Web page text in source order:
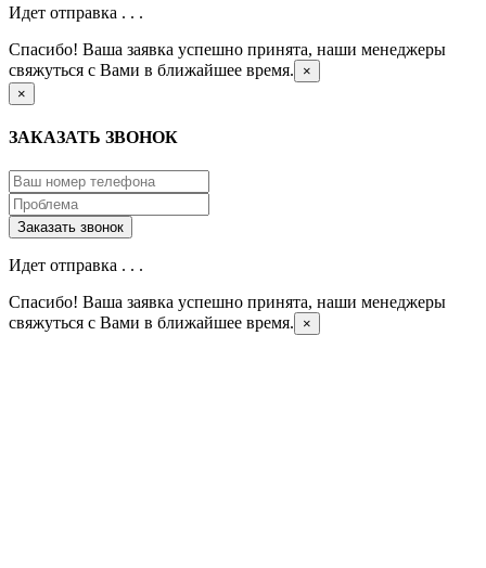
Идет отправка . . .
Спасибо! Ваша заявка успешно принята, наши менеджеры
свяжуться с Вами в ближайшее время.
×
×
ЗАКАЗАТЬ ЗВОНОК
Идет отправка . . .
Спасибо! Ваша заявка успешно принята, наши менеджеры
свяжуться с Вами в ближайшее время.
×